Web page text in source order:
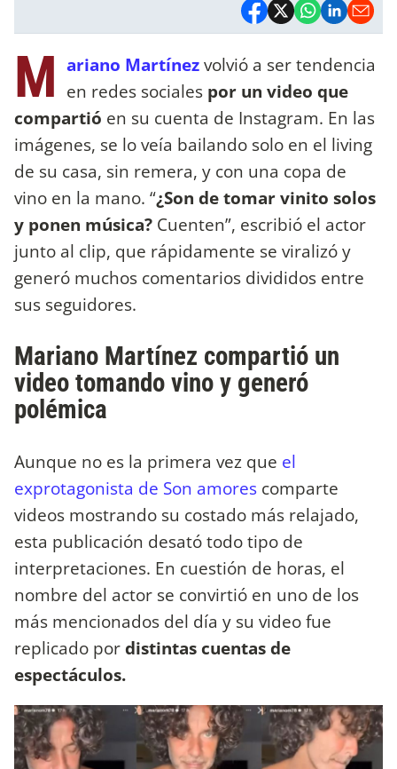
M ariano Martínezvolvió a ser tendencia
en redes sociales por un video que
compartió en su cuenta de Instagram. En las
imágenes, se lo veía bailando solo en el living
de su casa, sin remera, y con una copa de
vino en la mano. “¿Son de tomar vinito solos
y ponen música? Cuenten”, escribió el actor
junto al clip, que rápidamente se viralizó y
generó muchos comentarios divididos entre
sus seguidores.
Mariano Martínez compartió un
video tomando vino y generó
polémica
Aunque no es la primera vez que el
exprotagonista de Son amores comparte
videos mostrando su costado más relajado,
esta publicación desató todo tipo de
interpretaciones. En cuestión de horas, el
nombre del actor se convirtió en uno de los
más mencionados del día y su video fue
replicado pordistintas cuentas de
espectáculos.